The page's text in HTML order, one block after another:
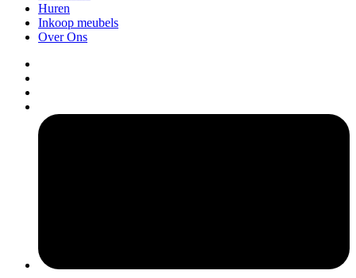
Huren
Inkoop meubels
Over Ons